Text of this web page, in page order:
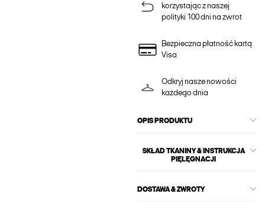
korzystając z naszej
polityki 100 dni na zwrot
Bezpieczna płatność kartą
Visa
Odkryj nasze nowości
każdego dnia
OPIS PRODUKTU
SKŁAD TKANINY & INSTRUKCJA
PIĘLĘGNACJI
DOSTAWA & ZWROTY